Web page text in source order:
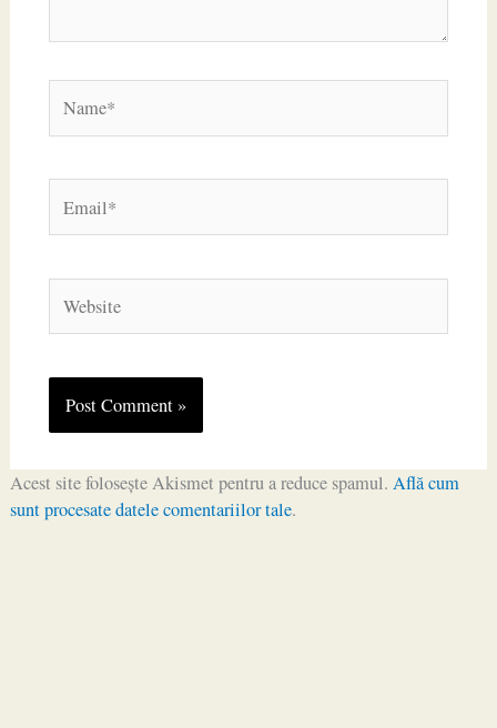
Acest site folosește Akismet pentru a reduce spamul. Află cum
sunt procesate datele comentariilor tale.